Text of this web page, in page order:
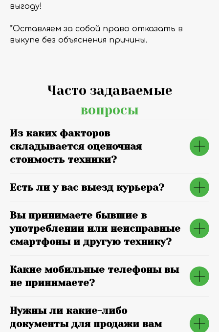
выгоду!
*Оставляем за собой право отказать в
выкупе без объяснения причины.
Часто задаваемые
вопросы
Из каких факторов
складывается оценочная
стоимость техники?
Есть ли у вас выезд курьера?
Вы принимаете бывшие в
употреблении или неисправные
смартфоны и другую технику?
Какие мобильные телефоны вы
не принимаете?
Нужны ли какие-либо
документы для продажи вам